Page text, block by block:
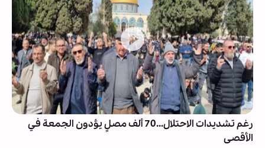
رغم تشديدات الاحتلال...70 ألف مصلٍ يؤدون الجمعة في
الأقصى